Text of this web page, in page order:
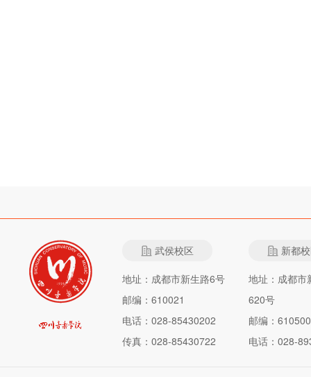
武侯校区
地址：成都市新生路6号
邮编：610021
电话：028-85430202
传真：028-85430722
新都
地址：成都市
620号
邮编：610500
电话：028-